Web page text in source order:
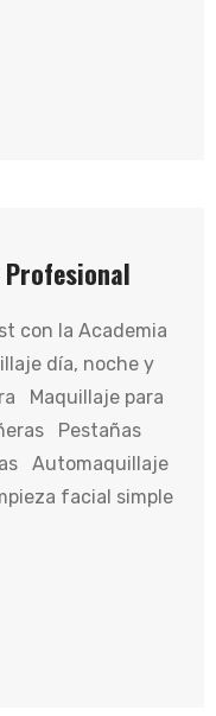
Profesional
con la Academia
día, noche y
Maquillaje para
Pestañas
Automaquillaje
facial simple